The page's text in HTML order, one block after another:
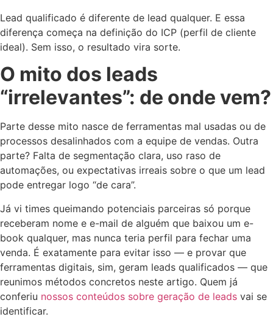
Lead qualificado é diferente de lead qualquer. E essa
diferença começa na definição do ICP (perfil de cliente
ideal). Sem isso, o resultado vira sorte.
O mito dos leads
“irrelevantes”: de onde vem?
Parte desse mito nasce de ferramentas mal usadas ou de
processos desalinhados com a equipe de vendas. Outra
parte? Falta de segmentação clara, uso raso de
automações, ou expectativas irreais sobre o que um lead
pode entregar logo “de cara”.
Já vi times queimando potenciais parceiras só porque
receberam nome e e-mail de alguém que baixou um e-
book qualquer, mas nunca teria perfil para fechar uma
venda. É exatamente para evitar isso — e provar que
ferramentas digitais, sim, geram leads qualificados — que
reunimos métodos concretos neste artigo. Quem já
conferiu nossos conteúdos sobre geração de leads vai se
identificar.